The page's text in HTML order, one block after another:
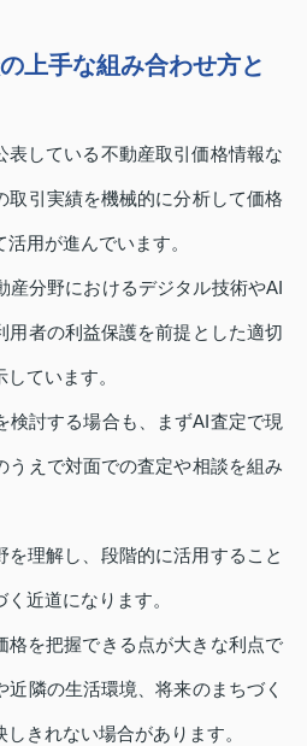
上手な組み合わせ方と
表している不動産取引価格情報な
取引実績を機械的に分析して価格
用が進んでいます。
産分野におけるデジタル技術やAI
用者の利益保護を前提とした適切
ています。
検討する場合も、まずAI査定で現
うえで対面での査定や相談を組み
理解し、段階的に活用すること
近道になります。
格を把握できる点が大きな利点で
隣の生活環境、将来のまちづく
きれない場合があります。